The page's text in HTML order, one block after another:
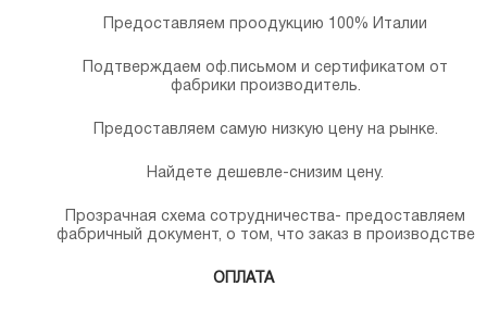
Предоставляем проодукцию 100% Италии
Подтверждаем оф.письмом и сертификатом от
фабрики производитель.
Предоставляем самую низкую цену на рынке.
Найдете дешевле-снизим цену.
Прозрачная схема сотрудничества- предоставляем
фабричный документ, о том, что заказ в производстве
ОПЛАТА